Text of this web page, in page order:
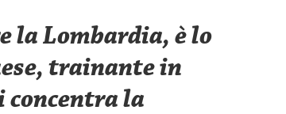
la Lombardia, è lo
trainante in
concentra la